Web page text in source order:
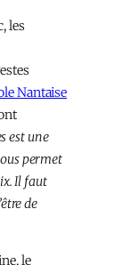
les
Nantaise
est une
permet
Il faut
de
le